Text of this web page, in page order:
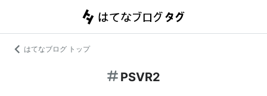
はてなブログ トップ
PSVR2